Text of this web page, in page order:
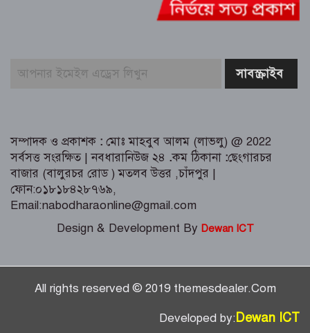
পূর্বাচল উপশহরে ডাকাতি করে পালানোর
সময় লুন্ঠিত মালামালসহ ছয় ডাকাত
সম্পাদক ও প্রকাশক : মোঃ মাহবুব আলম (লাভলু) @ 2022
সর্বসত্ত সংরক্ষিত | নবধারানিউজ ২৪ .কম ঠিকানা :ছেংগারচর
বাজার (বালুরচর রোড ) মতলব উত্তর ,চাঁদপুর |
ফোন:০১৮১৮৪২৮৭৬৯,
Email:nabodharaonline@gmail.com
Design & Development By Dewan ICT
All rights reserved © 2019 themesdealer.Com
Developed by:Dewan ICT